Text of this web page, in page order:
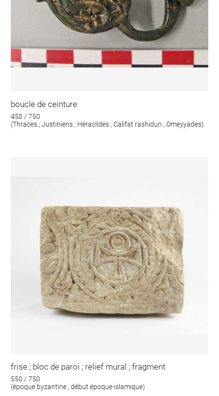
boucle de ceinture
450 / 750
(Thraces ; Justiniens ; Héraclides ; Califat rashidun ; Omeyyades)
frise ; bloc de paroi ; relief mural ; fragment
550 / 750
(époque byzantine ; début époque islamique)